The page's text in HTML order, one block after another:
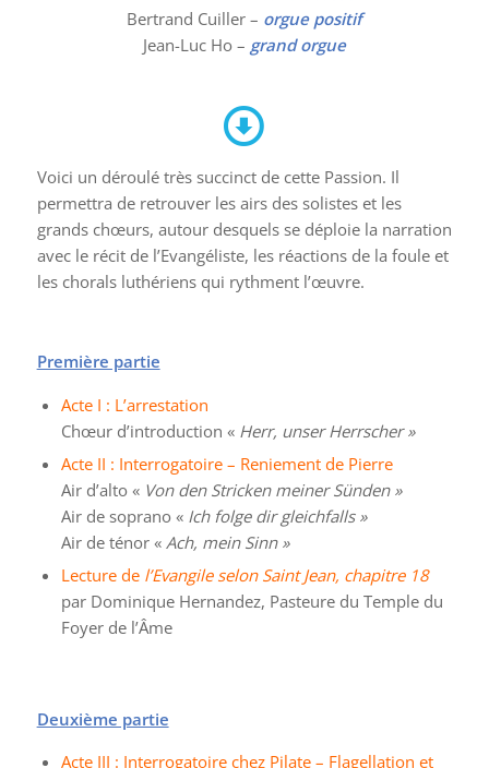
Bertrand Cuiller – orgue positif
Jean-Luc Ho – grand orgue
Voici un déroulé très succinct de cette Passion. Il
permettra de retrouver les airs des solistes et les
grands chœurs, autour desquels se déploie la narration
avec le récit de l’Evangéliste, les réactions de la foule et
les chorals luthériens qui rythment l’œuvre.
Première partie
Acte I : L’arrestation
Chœur d’introduction « Herr, unser Herrscher »
Acte II : Interrogatoire – Reniement de Pierre
Air d’alto « Von den Stricken meiner Sünden »
Air de soprano « Ich folge dir gleichfalls »
Air de ténor « Ach, mein Sinn »
Lecture del’Evangile selon Saint Jean, chapitre 18
par Dominique Hernandez, Pasteure du Temple du
Foyer de l’Âme
Deuxième partie
Acte III : Interrogatoire chez Pilate – Flagellation et